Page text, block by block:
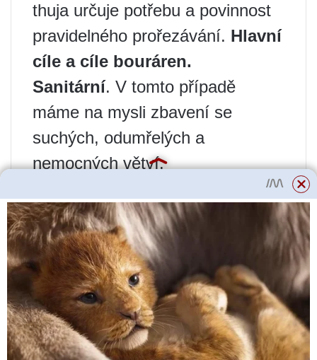
thuja určuje potřebu a povinnost
pravidelného prořezávání. Hlavní
cíle a cíle bouráren.
Sanitární. V tomto případě
máme na mysli zbavení se
suchých, odumřelých a
nemocných větví.
poskytování nejpohodlnějších
podmínek pro rozvoj a růst.
Dekorativní. Je možné jak
zdůraznit přirozenou formu, tak
vytvořit potřebnou konfiguraci.
Stojí za zmínkuv situacích s